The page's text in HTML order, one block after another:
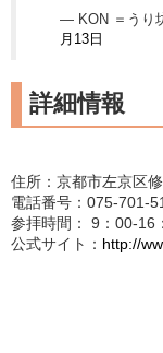
— KON ＝うり
月13日
詳細情報
住所：京都市左京区
電話番号：075-701-
参拝時間： 9：00-16
公式サイト： http://